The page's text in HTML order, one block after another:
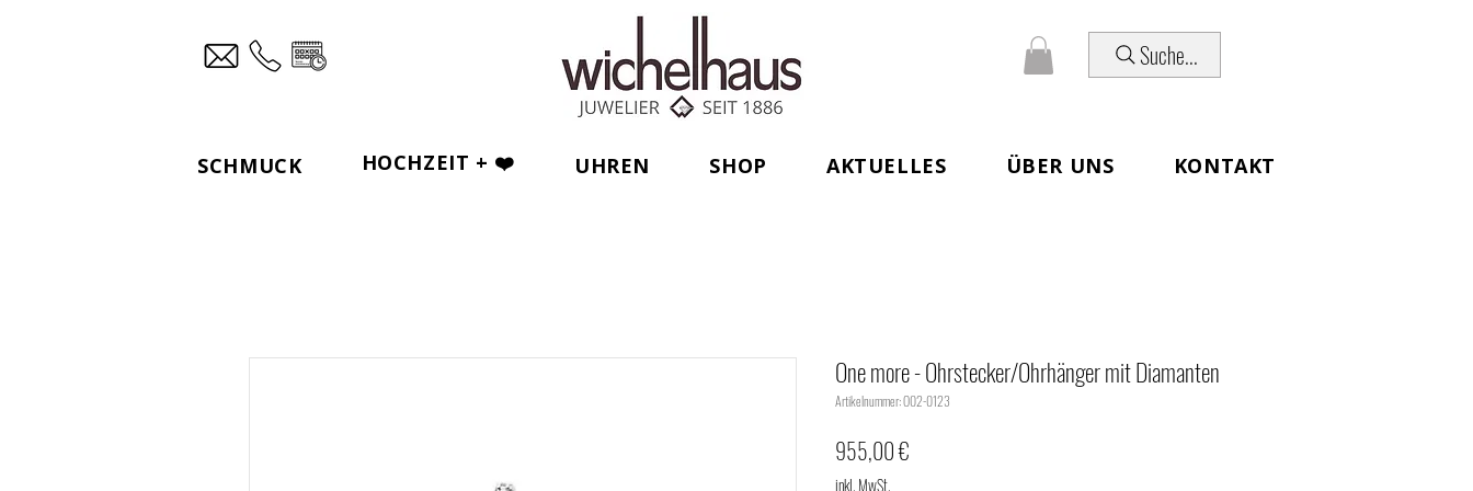
Suche...
SCHMUCK HOCHZEIT + ❤️ UHREN SHOP AKTUELLES ÜBER UNS KONTAKT
One more - Ohrstecker/Ohrhänger mit Diamanten
Artikelnummer: O02-0123
955,00 €
inkl. MwSt.